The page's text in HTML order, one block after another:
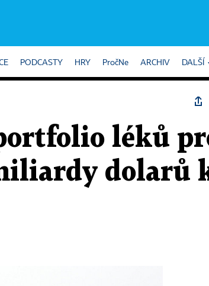
PODCASTY HRY PročNe ARCHIV DALŠÍ
léků
dolarů